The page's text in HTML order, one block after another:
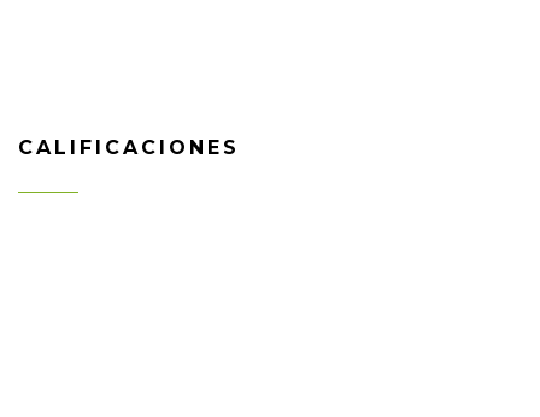
CALIFICACIONES